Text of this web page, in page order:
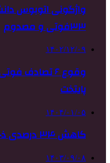
واژگونی اتوبوس
۳۳فوتی و مصدوم
۱۴۰۲/۱۲/۰۹
وقوع ۶ تصادف
پایتخت
۱۴۰۴/۰۱/۰۵
کاهش ۳۴ درصدی ذخایر آبی پنج‌گانه استان تهران
۱۴۰۳/۰۹/۰۸